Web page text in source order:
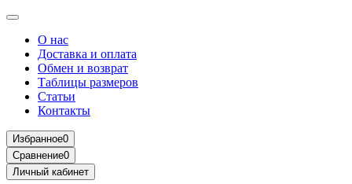
О нас
Доставка и оплата
Обмен и возврат
Таблицы размеров
Статьи
Контакты
Избранное0
Сравнение0
Личный кабинет